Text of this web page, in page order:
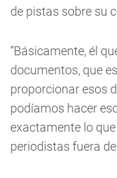
de pistas sobre su
“Básicamente, él
documentos, que
proporcionar esos
podíamos hacer
exactamente lo
periodistas fuera